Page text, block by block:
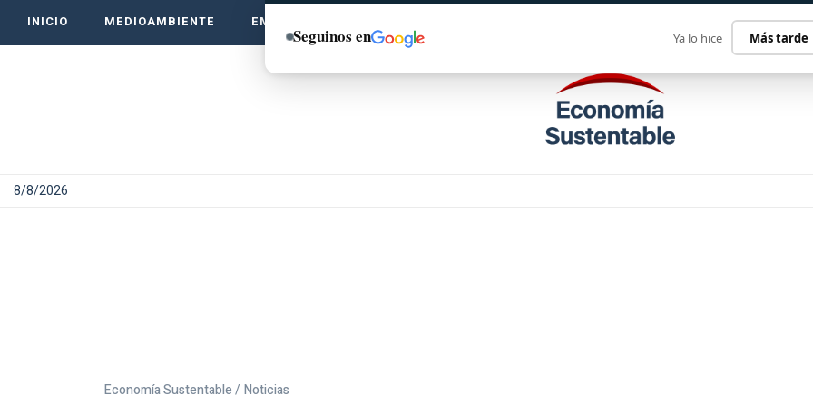
INICIO MEDIOAMBIENTE EMPRENDE VERDE
8/8/2026
Economía Sustentable / Noticias
Seguinos en Ya lo hice Más tarde